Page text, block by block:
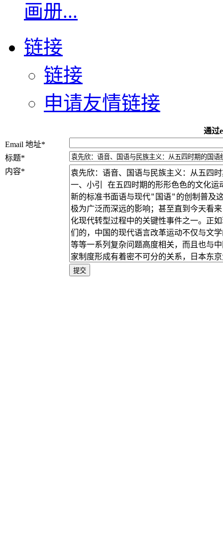
画册...
链接
链接
申请友情链接
通过
Email 地址*
标题*
内容*